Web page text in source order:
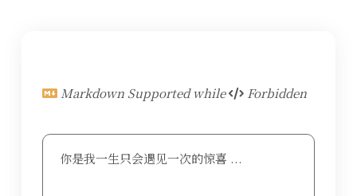
Markdown Supported while Forbidden
你是我一生只会遇见一次的惊喜 ...